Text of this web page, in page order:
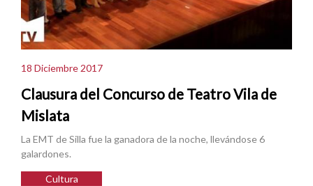
18 Diciembre 2017
Clausura del Concurso de Teatro Vila de
Mislata
La EMT de Silla fue la ganadora de la noche, llevándose 6
galardones.
Cultura